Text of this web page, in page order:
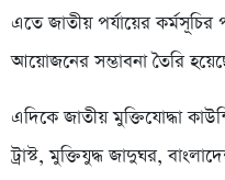
এতে জাতীয় পর্যায়ের কর্মসূচির
আয়োজনের সম্ভাবনা তৈরি
এদিকে জাতীয় মুক্তিযোদ্ধা
ট্রাস্ট, মুক্তিযুদ্ধ জাদুঘর,